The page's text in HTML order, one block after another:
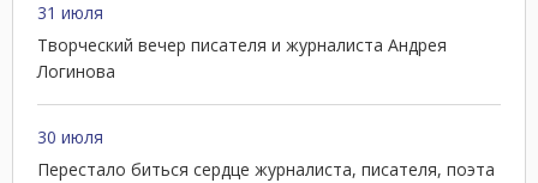
31 июля
Творческий вечер писателя и журналиста Андрея
Логинова
30 июля
Перестало биться сердце журналиста, писателя, поэта